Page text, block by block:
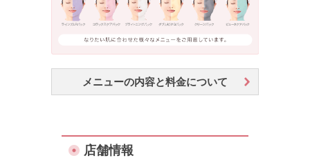
メニューの内容と料金について
店舗情報